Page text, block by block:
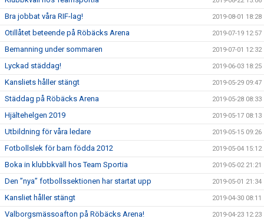
Bra jobbat våra RIF-lag! 2019-08-01 18:28
Otillåtet beteende på Röbäcks Arena 2019-07-19 12:57
Bemanning under sommaren 2019-07-01 12:32
Lyckad städdag! 2019-06-03 18:25
Kansliets håller stängt 2019-05-29 09:47
Städdag på Röbäcks Arena 2019-05-28 08:33
Hjältehelgen 2019 2019-05-17 08:13
Utbildning för våra ledare 2019-05-15 09:26
Fotbollslek för barn födda 2012 2019-05-04 15:12
Boka in klubbkväll hos Team Sportia 2019-05-02 21:21
Den ”nya” fotbollssektionen har startat upp 2019-05-01 21:34
Kansliet håller stängt 2019-04-30 08:11
Valborgsmässoafton på Röbäcks Arena! 2019-04-23 12:23